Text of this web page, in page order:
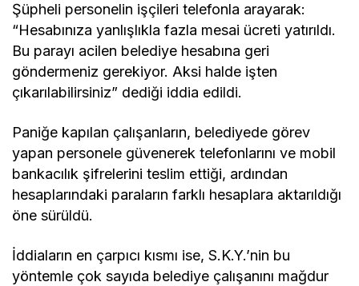
Şüpheli personelin işçileri telefonla arayarak:
“Hesabınıza yanlışlıkla fazla mesai ücreti yatırıldı.
Bu parayı acilen belediye hesabına geri
göndermeniz gerekiyor. Aksi halde işten
çıkarılabilirsiniz” dediği iddia edildi.
Paniğe kapılan çalışanların, belediyede görev
yapan personele güvenerek telefonlarını ve mobil
bankacılık şifrelerini teslim ettiği, ardından
hesaplarındaki paraların farklı hesaplara aktarıldığı
öne sürüldü.
İddiaların en çarpıcı kısmı ise, S.K.Y.’nin bu
yöntemle çok sayıda belediye çalışanını mağdur